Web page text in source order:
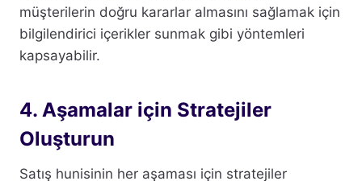
müşterilerin doğru kararlar almasını sağlamak için
bilgilendirici içerikler sunmak gibi yöntemleri
kapsayabilir.
4. Aşamalar için Stratejiler
Oluşturun
Satış hunisinin her aşaması için stratejiler